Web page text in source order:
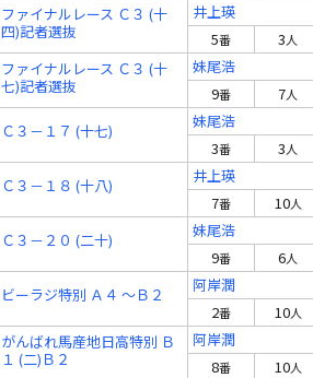
ファイナルレース Ｃ３ (十
四)記者選抜
井上瑛
5番 3人
ファイナルレース Ｃ３ (十
七)記者選抜
妹尾浩
9番 7人
Ｃ３－１７ (十七)
妹尾浩
3番 3人
Ｃ３－１８ (十八)
井上瑛
7番 10人
Ｃ３－２０ (二十)
妹尾浩
9番 6人
ビーラジ特別 Ａ４ ～Ｂ２
阿岸潤
2番 10人
がんばれ馬産地日高特別 Ｂ
１ (二)Ｂ２
阿岸潤
8番 10人